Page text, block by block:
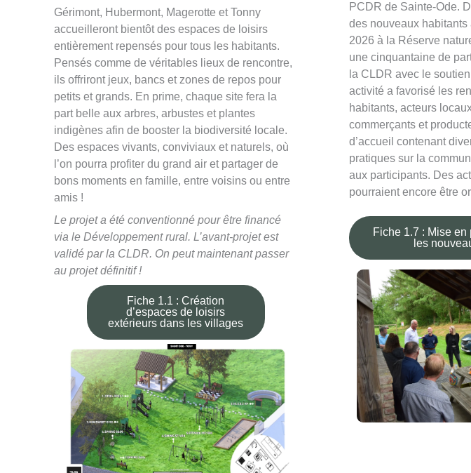
Gérimont, Hubermont, Magerotte et Tonny
accueilleront bientôt des espaces de loisirs
entièrement repensés pour tous les habitants.
Pensés comme de véritables lieux de rencontre,
ils offriront jeux, bancs et zones de repos pour
petits et grands. En prime, chaque site fera la
part belle aux arbres, arbustes et plantes
indigènes afin de booster la biodiversité locale.
Des espaces vivants, conviviaux et naturels, où
l’on pourra profiter du grand air et partager de
bons moments en famille, entre voisins ou entre
amis !
Le projet a été conventionné pour être financé
via le Développement rural. L’avant-projet est
validé par la CLDR. On peut maintenant passer
au projet définitif !
Fiche 1.1 : Création
d’espaces de loisirs
extérieurs dans les villages
PCDR de Sainte-Ode.
des nouveaux
2026 à la Réserve
une cinquantaine de
la CLDR avec le
activité a favorisé les
habitants, acteurs
commerçants et
d’accueil contenant
pratiques sur la
aux participants. Des
pourraient encore être
Fiche 1.7 : Mise en
les